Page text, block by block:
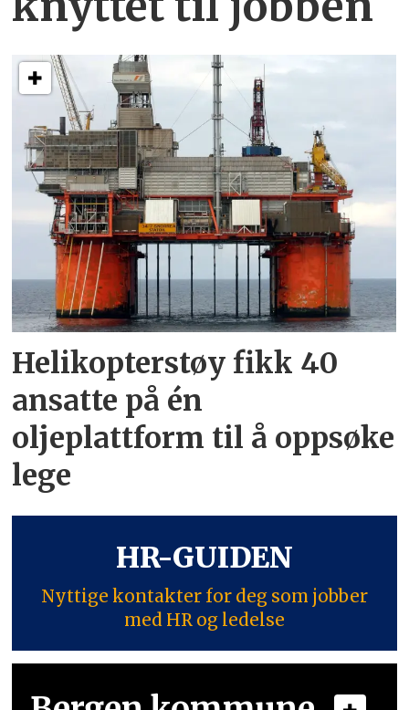
Helikopterstøy fikk 40
ansatte på én
oljeplattform til å oppsøke
lege
HR-GUIDEN
Nyttige kontakter for deg som jobber
med HR og ledelse